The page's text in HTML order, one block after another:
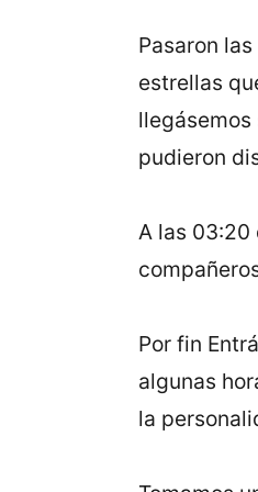
Pasaron
estrellas
pudieron
A las 03:20
Por fin
algunas
la